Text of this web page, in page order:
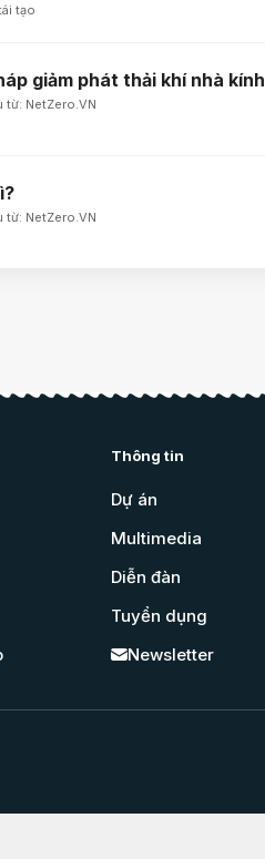
tạo
giảm phát thải khí nhà kính
từ: NetZero.VN
từ: NetZero.VN
Thông tin
Dự án
Multimedia
Diễn đàn
Tuyển dụng
Newsletter